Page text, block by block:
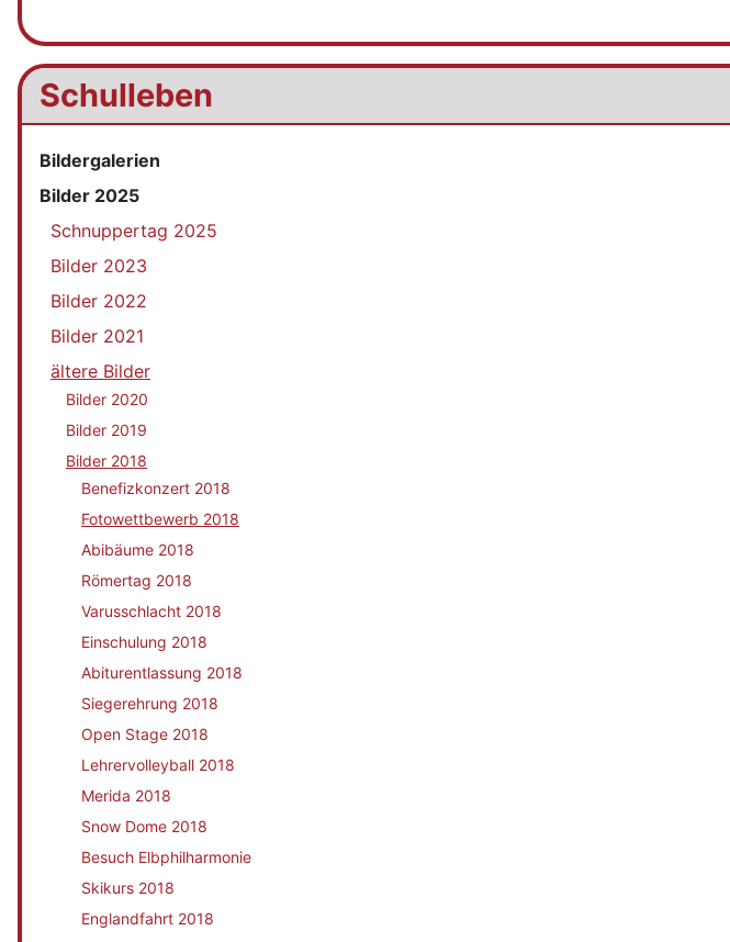
Schulleben
Bildergalerien
Bilder 2025
Schnuppertag 2025
Bilder 2023
Bilder 2022
Bilder 2021
ältere Bilder
Bilder 2020
Bilder 2019
Bilder 2018
Benefizkonzert 2018
Fotowettbewerb 2018
Abibäume 2018
Römertag 2018
Varusschlacht 2018
Einschulung 2018
Abiturentlassung 2018
Siegerehrung 2018
Open Stage 2018
Lehrervolleyball 2018
Merida 2018
Snow Dome 2018
Besuch Elbphilharmonie
Skikurs 2018
Englandfahrt 2018